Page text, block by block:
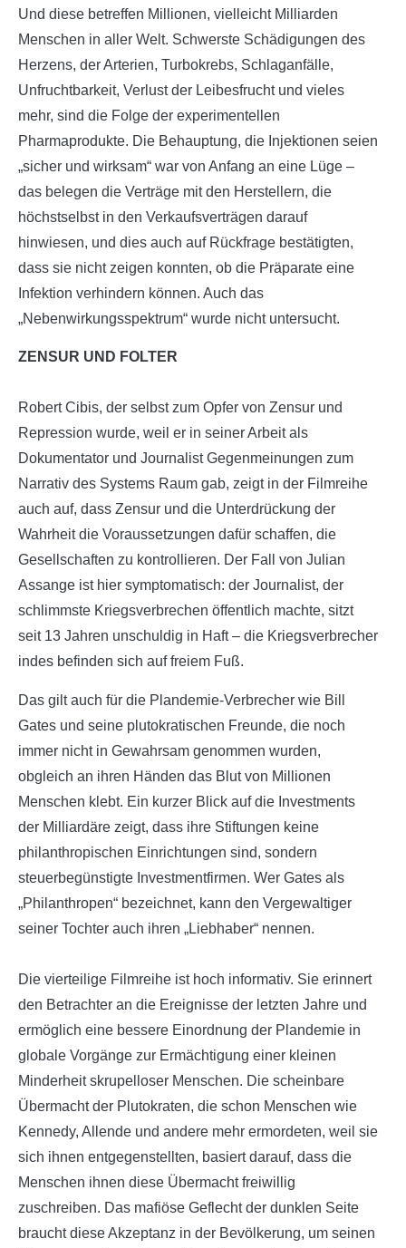
Und diese betreffen Millionen, vielleicht Milliarden
Menschen in aller Welt. Schwerste Schädigungen des
Herzens, der Arterien, Turbokrebs, Schlaganfälle,
Unfruchtbarkeit, Verlust der Leibesfrucht und vieles
mehr, sind die Folge der experimentellen
Pharmaprodukte. Die Behauptung, die Injektionen seien
„sicher und wirksam“ war von Anfang an eine Lüge –
das belegen die Verträge mit den Herstellern, die
höchstselbst in den Verkaufsverträgen darauf
hinwiesen, und dies auch auf Rückfrage bestätigten,
dass sie nicht zeigen konnten, ob die Präparate eine
Infektion verhindern können. Auch das
„Nebenwirkungsspektrum“ wurde nicht untersucht.
ZENSUR UND FOLTER
Robert Cibis, der selbst zum Opfer von Zensur und
Repression wurde, weil er in seiner Arbeit als
Dokumentator und Journalist Gegenmeinungen zum
Narrativ des Systems Raum gab, zeigt in der Filmreihe
auch auf, dass Zensur und die Unterdrückung der
Wahrheit die Voraussetzungen dafür schaffen, die
Gesellschaften zu kontrollieren. Der Fall von Julian
Assange ist hier symptomatisch: der Journalist, der
schlimmste Kriegsverbrechen öffentlich machte, sitzt
seit 13 Jahren unschuldig in Haft – die Kriegsverbrecher
indes befinden sich auf freiem Fuß.
Das gilt auch für die Plandemie-Verbrecher wie Bill
Gates und seine plutokratischen Freunde, die noch
immer nicht in Gewahrsam genommen wurden,
obgleich an ihren Händen das Blut von Millionen
Menschen klebt. Ein kurzer Blick auf die Investments
der Milliardäre zeigt, dass ihre Stiftungen keine
philanthropischen Einrichtungen sind, sondern
steuerbegünstigte Investmentfirmen. Wer Gates als
„Philanthropen“ bezeichnet, kann den Vergewaltiger
seiner Tochter auch ihren „Liebhaber“ nennen.
Die vierteilige Filmreihe ist hoch informativ. Sie erinnert
den Betrachter an die Ereignisse der letzten Jahre und
ermöglich eine bessere Einordnung der Plandemie in
globale Vorgänge zur Ermächtigung einer kleinen
Minderheit skrupelloser Menschen. Die scheinbare
Übermacht der Plutokraten, die schon Menschen wie
Kennedy, Allende und andere mehr ermordeten, weil sie
sich ihnen entgegenstellten, basiert darauf, dass die
Menschen ihnen diese Übermacht freiwillig
zuschreiben. Das mafiöse Geflecht der dunklen Seite
braucht diese Akzeptanz in der Bevölkerung, um seinen